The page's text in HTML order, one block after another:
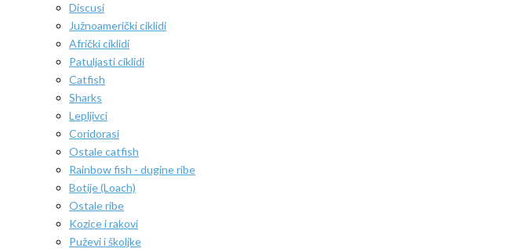
Discusi
Južnoamerički ciklidi
Afrički ciklidi
Patuljasti ciklidi
Catfish
Sharks
Lepljivci
Coridorasi
Ostale catfish
Rainbow fish - dugine ribe
Botije (Loach)
Ostale ribe
Kozice i rakovi
Puževi i školjke